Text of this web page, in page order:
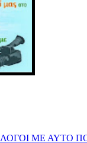
ΜΕ ΑΥΤΟ